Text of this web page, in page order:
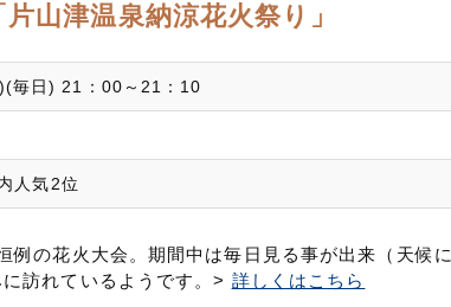
山津温泉納涼花火祭り」
毎日) 21：00～21：10
人気2位
例の花火大会。期間中は毎日見る事が出来（天候に
訪れているようです。> 詳しくはこちら